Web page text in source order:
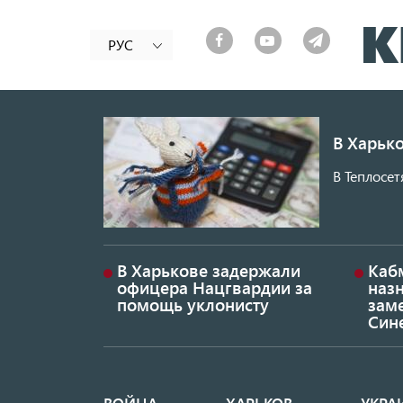
РУС
В
В
В Харькове задержали
офицера Нацгвардии за
помощь уклонисту